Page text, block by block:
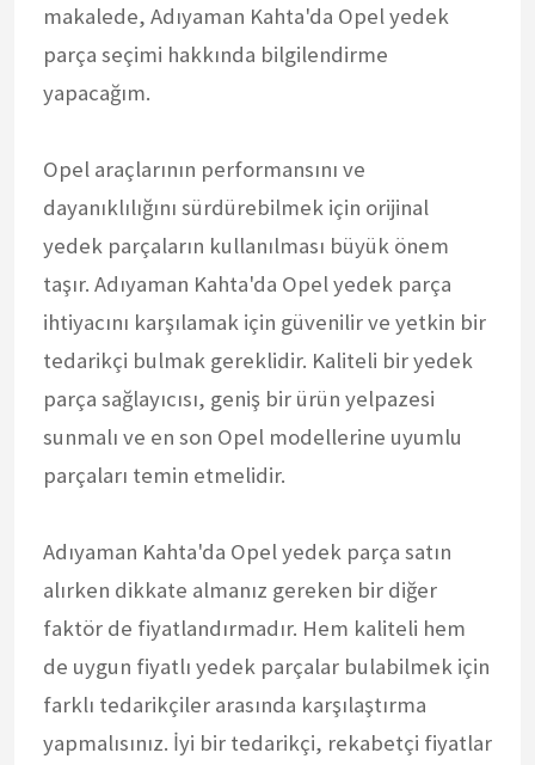
makalede, Adıyaman Kahta'da Opel yedek
parça seçimi hakkında bilgilendirme
yapacağım.
Opel araçlarının performansını ve
dayanıklılığını sürdürebilmek için orijinal
yedek parçaların kullanılması büyük önem
taşır. Adıyaman Kahta'da Opel yedek parça
ihtiyacını karşılamak için güvenilir ve yetkin bir
tedarikçi bulmak gereklidir. Kaliteli bir yedek
parça sağlayıcısı, geniş bir ürün yelpazesi
sunmalı ve en son Opel modellerine uyumlu
parçaları temin etmelidir.
Adıyaman Kahta'da Opel yedek parça satın
alırken dikkate almanız gereken bir diğer
faktör de fiyatlandırmadır. Hem kaliteli hem
de uygun fiyatlı yedek parçalar bulabilmek için
farklı tedarikçiler arasında karşılaştırma
yapmalısınız. İyi bir tedarikçi, rekabetçi fiyatlar